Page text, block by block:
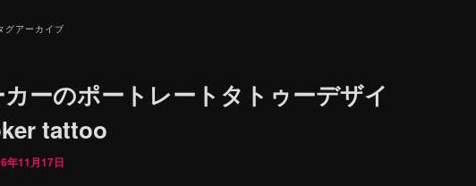
グアーカイブ
ーのポートレートタトゥーデザイ
tattoo
年11月17日